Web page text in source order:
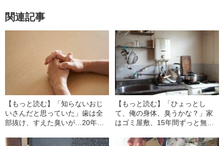
関連記事
【もっと読む】「知らないおじ
いさんだと思っていた」歯は全
部抜け、すえた臭いが…20年ぶ
くの別人になってしまった理由
【もっと読む】「ひょっとし
て、俺の身体、臭うかな？」家
はゴミ屋敷、15年間ずっと無職
い…20年ぶりに再会した妹の“決